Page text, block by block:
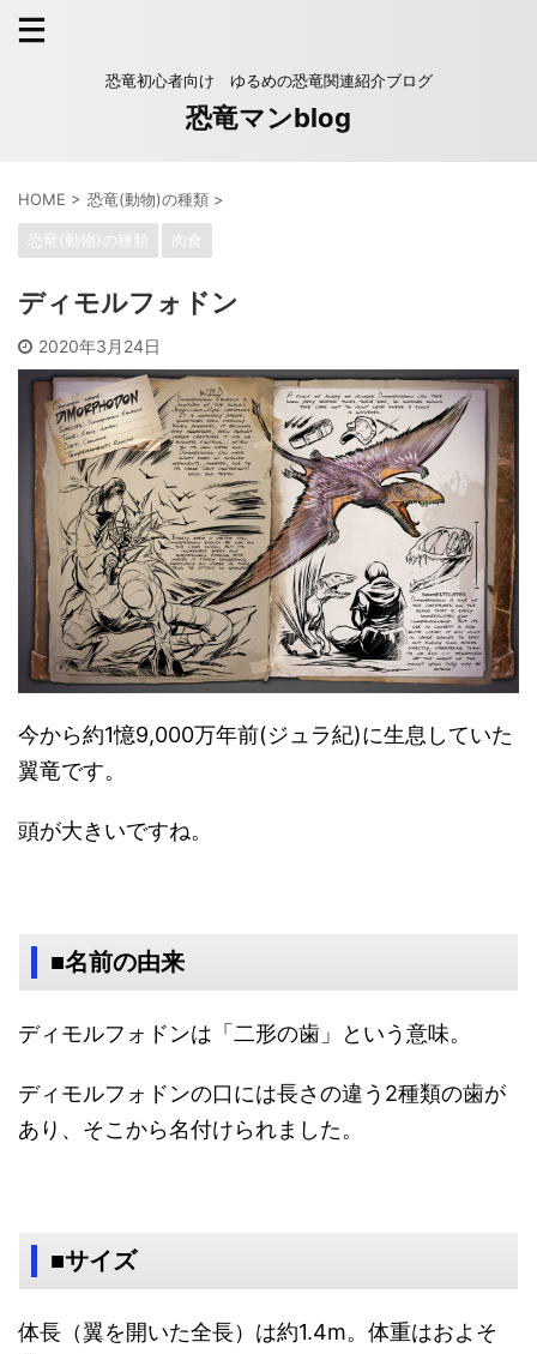
恐竜初心者向け ゆるめの恐竜関連紹介ブログ
恐竜マンblog
HOME > 恐竜(動物)の種類 >
恐竜(動物)の種類 肉食
ディモルフォドン
2020年3月24日
今から約1憶9,000万年前(ジュラ紀)に生息していた
翼竜です。
頭が大きいですね。
■名前の由来
ディモルフォドンは「二形の歯」という意味。
ディモルフォドンの口には長さの違う2種類の歯が
あり、そこから名付けられました。
■サイズ
体長（翼を開いた全長）は約1.4m。体重はおよそ